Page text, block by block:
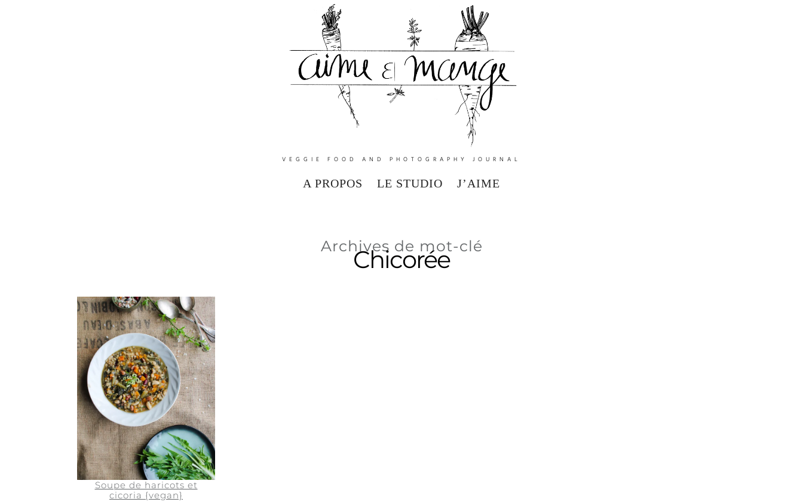
VEGGIE FOOD AND PHOTOGRAPHY JOURNAL
A PROPOS LE STUDIO J’AIME
Archives de mot-clé
Chicorée
Soupe de haricots et
cicoria {vegan}